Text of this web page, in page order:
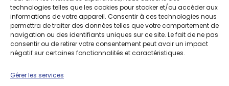
technologies telles que les cookies pour stocker et/ou accéder aux
informations de votre appareil. Consentir à ces technologies nous
permettra de traiter des données telles que votre comportement de
navigation ou des identifiants uniques sur ce site. Le fait de ne pas
consentir ou de retirer votre consentement peut avoir un impact
négatif sur certaines fonctionnalités et caractéristiques.
Gérer les services
Calendrier
Contactez-nous